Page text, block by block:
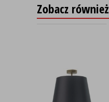
Zobacz również